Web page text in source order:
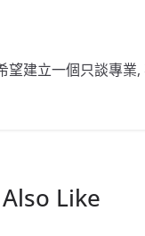
望建立一個只談專業
Like